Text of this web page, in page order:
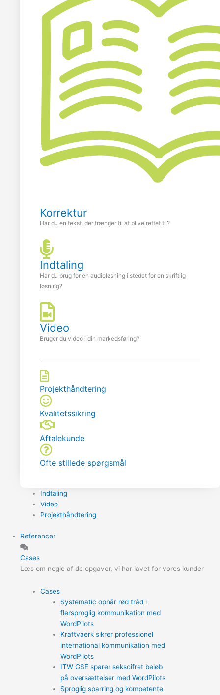
Korrektur
Har du en tekst, der trænger til at blive rettet til?
Indtaling
Har du brug for en audioløsning i stedet for en skriftlig
løsning?
Video
Bruger du video i din markedsføring?
Projekthåndtering
Kvalitetssikring
Aftalekunde
Ofte stillede spørgsmål
Indtaling
Video
Projekthåndtering
Referencer
Cases
Læs om nogle af de opgaver, vi har lavet for vores kunder
Cases
Systematic opnår rød tråd i
flersproglig kommunikation med
WordPilots
Kraftvaerk sikrer professionel
international kommunikation med
WordPilots
ITW GSE sparer sekscifret beløb
på oversættelser med WordPilots
Sproglig sparring og kompetente